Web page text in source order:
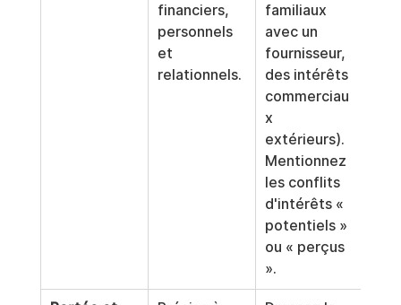
financiers,
personnels
et
relationnels.
familiaux
avec un
fournisseur,
des intérêts
commerciau
x
extérieurs).
Mentionnez
les conflits
d'intérêts «
potentiels »
ou « perçus
».